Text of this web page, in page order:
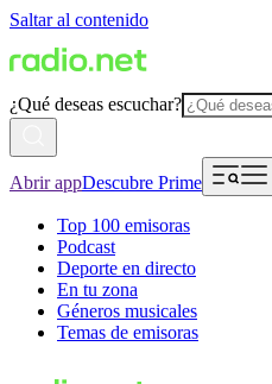
Saltar al contenido
¿Qué deseas escuchar?
Abrir appDescubre Prime
Top 100 emisoras
Podcast
Deporte en directo
En tu zona
Géneros musicales
Temas de emisoras